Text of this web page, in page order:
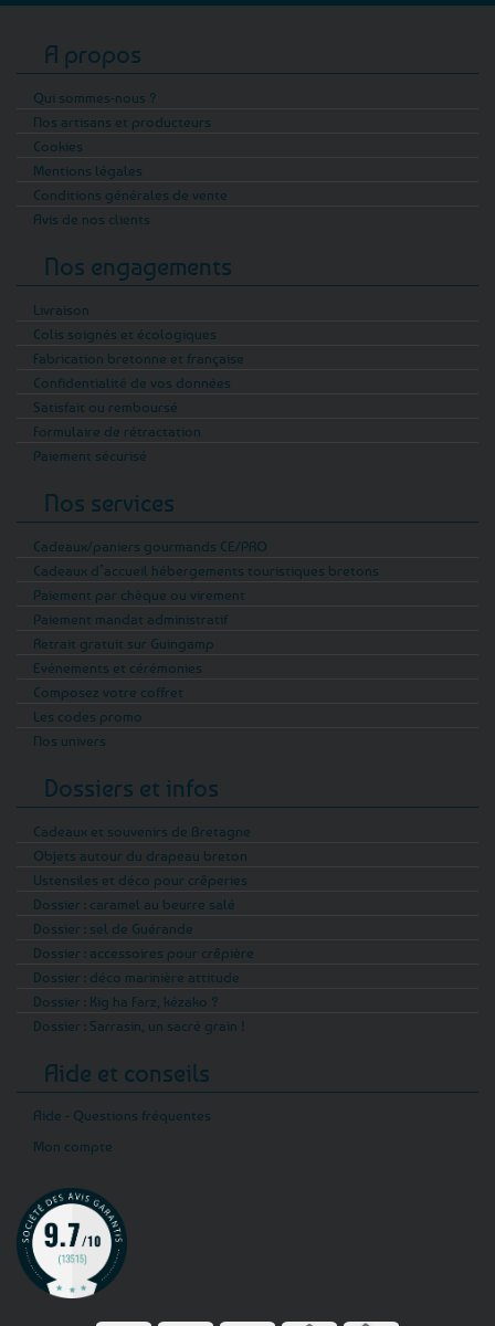
A propos
Qui sommes-nous ?
Nos artisans et producteurs
Cookies
Mentions légales
Conditions générales de vente
Avis de nos clients
Nos engagements
Livraison
Colis soignés et écologiques
Fabrication bretonne et française
Confidentialité de vos données
Satisfait ou remboursé
Formulaire de rétractation
Paiement sécurisé
Nos services
Cadeaux/paniers gourmands CE/PRO
Cadeaux d’accueil hébergements touristiques bretons
Paiement par chèque ou virement
Paiement mandat administratif
Retrait gratuit sur Guingamp
Evénements et cérémonies
Composez votre coffret
Les codes promo
Nos univers
Dossiers et infos
Cadeaux et souvenirs de Bretagne
Objets autour du drapeau breton
Ustensiles et déco pour crêperies
Dossier : caramel au beurre salé
Dossier : sel de Guérande
Dossier : accessoires pour crêpière
Dossier : déco marinière attitude
Dossier : Kig ha Farz, kézako ?
Dossier : Sarrasin, un sacré grain !
Aide et conseils
Aide - Questions fréquentes
Mon compte